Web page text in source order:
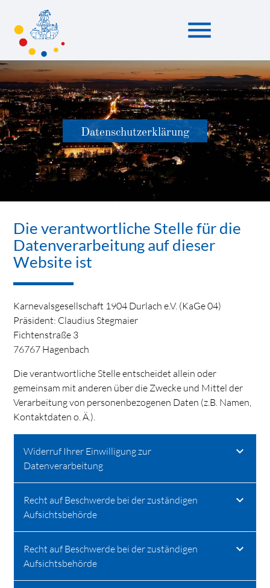
menu
Suchbegriffe SUCHEN
Datenschutzerklärung
Die verantwortliche Stelle für die
Datenverarbeitung auf dieser
Website ist
Karnevalsgesellschaft 1904 Durlach e.V. (KaGe 04)
Präsident: Claudius Stegmaier
Fichtenstraße 3
76767 Hagenbach
Die verantwortliche Stelle entscheidet allein oder
gemeinsam mit anderen über die Zwecke und Mittel der
Verarbeitung von personenbezogenen Daten (z.B. Namen,
Kontaktdaten o. Ä.).
Widerruf Ihrer Einwilligung zur
Datenverarbeitung
Recht auf Beschwerde bei der zuständigen
Aufsichtsbehörde
Recht auf Beschwerde bei der zuständigen
Aufsichtsbehörde